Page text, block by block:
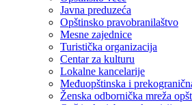
Javna preduzeća
Opštinsko pravobranilaštvo
Mesne zajednice
Turistička organizacija
Centar za kulturu
Lokalne kancelarije
Međuopštinska i
Ženska odbornička mreža